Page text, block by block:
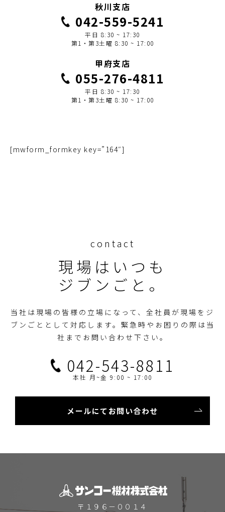
秋川支店
042-559-5241
平日 8:30 ~ 17:30
第1・第3土曜 8:30 ~ 17:00
甲府支店
055-276-4811
平日 8:30 ~ 17:30
第1・第3土曜 8:30 ~ 17:00
[mwform_formkey key=”164″]
contact
現場はいつも
ジブンごと。
当社は現場の皆様の立場になって、全社員が現場をジ
ブンごととして対応します。 緊急時やお困りの際は当
社までお問い合わせ下さい。
042-543-8811
本社 月~金 9:00 ~ 17:00
メールにてお問い合わせ
〒１９６－００１４